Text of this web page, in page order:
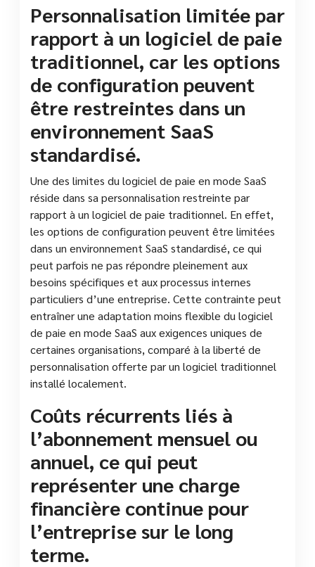
Personnalisation limitée par
rapport à un logiciel de paie
traditionnel, car les options
de configuration peuvent
être restreintes dans un
environnement SaaS
standardisé.
Une des limites du logiciel de paie en mode SaaS
réside dans sa personnalisation restreinte par
rapport à un logiciel de paie traditionnel. En effet,
les options de configuration peuvent être limitées
dans un environnement SaaS standardisé, ce qui
peut parfois ne pas répondre pleinement aux
besoins spécifiques et aux processus internes
particuliers d’une entreprise. Cette contrainte peut
entraîner une adaptation moins flexible du logiciel
de paie en mode SaaS aux exigences uniques de
certaines organisations, comparé à la liberté de
personnalisation offerte par un logiciel traditionnel
installé localement.
Coûts récurrents liés à
l’abonnement mensuel ou
annuel, ce qui peut
représenter une charge
financière continue pour
l’entreprise sur le long
terme.